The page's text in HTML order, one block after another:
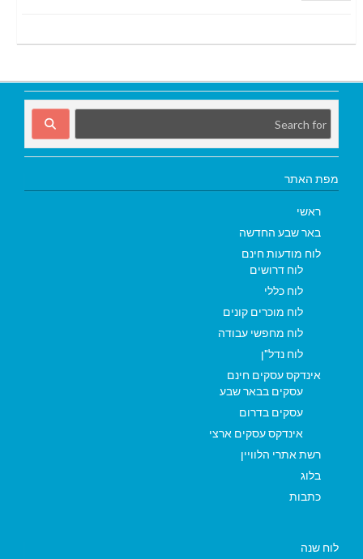
מפת האתר
ראשי
באר שבע החדשה
לוח מודעות חינם
לוח דרושים
לוח כללי
לוח מוכרים קונים
לוח מחפשי עבודה
לוח נדל"ן
אינדקס עסקים חינם
עסקים בבאר שבע
עסקים בדרום
אינדקס עסקים ארצי
רשת אתרי הלוויין
בלוג
כתבות
לוח שנה